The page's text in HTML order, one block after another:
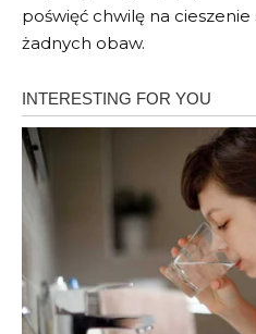
poświęć chwilę na
żadnych obaw.